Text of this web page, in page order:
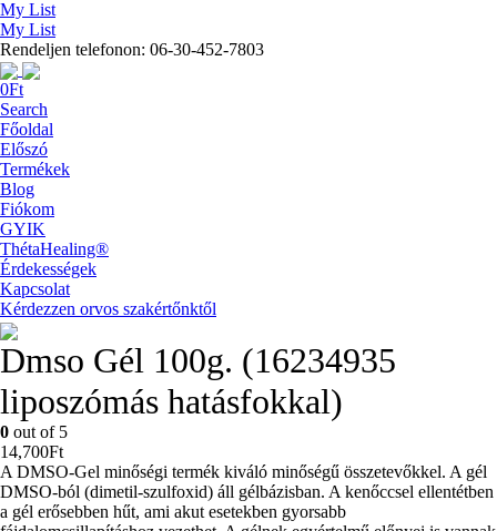
My List
My List
Rendeljen telefonon: 06-30-452-7803
0Ft
Search
Főoldal
Előszó
Termékek
Blog
Fiókom
GYIK
ThétaHealing®
Érdekességek
Kapcsolat
Kérdezzen orvos szakértőnktől
Dmso Gél 100g. (16234935
liposzómás hatásfokkal)
0 out of 5
14,700Ft
A DMSO-Gel minőségi termék kiváló minőségű összetevőkkel. A gél
DMSO-ból (dimetil-szulfoxid) áll gélbázisban. A kenőccsel ellentétben
a gél erősebben hűt, ami akut esetekben gyorsabb